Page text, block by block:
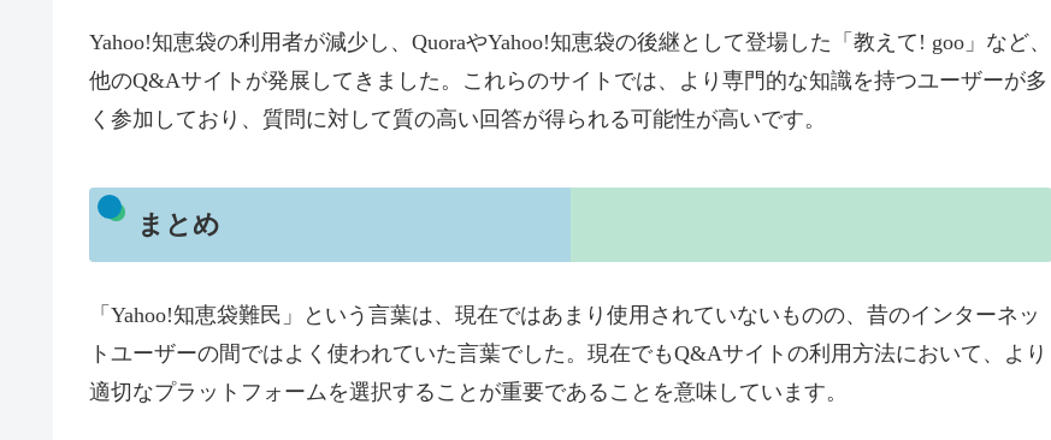
Yahoo!知恵袋の利用者が減少し、QuoraやYahoo!知恵袋の後継として登場した「教えて! goo」など、
他のQ&Aサイトが発展してきました。これらのサイトでは、より専門的な知識を持つユーザーが多
く参加しており、質問に対して質の高い回答が得られる可能性が高いです。
まとめ
「Yahoo!知恵袋難民」という言葉は、現在ではあまり使用されていないものの、昔のインターネッ
トユーザーの間ではよく使われていた言葉でした。現在でもQ&Aサイトの利用方法において、より
適切なプラットフォームを選択することが重要であることを意味しています。